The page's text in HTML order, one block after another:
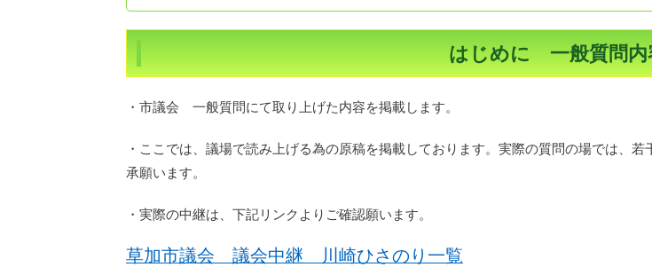
はじめに 一般質問内
・市議会 一般質問にて取り上げた内容を掲載します。
・ここでは、議場で読み上げる為の原稿を掲載しております。実際の質問の場では、
承願います。
・実際の中継は、下記リンクよりご確認願います。
草加市議会 議会中継 川崎ひさのり一覧